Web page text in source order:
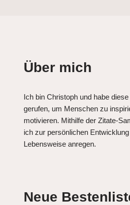
Über mich
Ich bin Christoph und habe
gerufen, um Menschen zu
motivieren. Mithilfe der Zitate-
ich zur persönlichen
Lebensweise anregen.
Neue